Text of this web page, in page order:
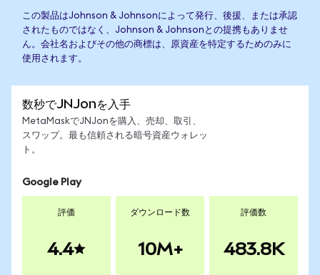
この製品はJohnson & Johnsonによって発行、後援、または承認
されたものではなく、Johnson & Johnsonとの提携もありませ
ん。会社名およびその他の商標は、原資産を特定するためのみに
使用されます。
数秒でJNJonを入手
MetaMaskでJNJonを購入、売却、取引、
スワップ。最も信頼される暗号資産ウォレッ
ト。
Google Play
評価
4.4
ダウンロード数
10M+
評価数
483.8K